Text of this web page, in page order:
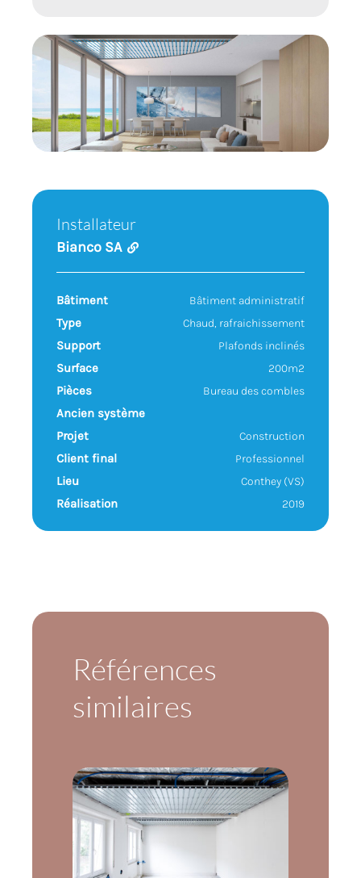
Références
Contact
Installateur
Bianco SA
Bâtiment Bâtiment administratif
Type Chaud, rafraichissement
Support Plafonds inclinés
Surface 200m2
Pièces Bureau des combles
Ancien système
Projet
Construction
Client final Professionnel
Lieu Conthey (VS)
Réalisation 2019
Références
similaires